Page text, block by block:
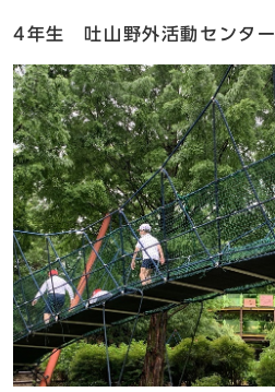
4年生 吐山野外活動センター